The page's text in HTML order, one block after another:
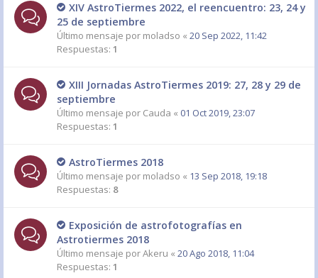
XIV AstroTiermes 2022, el reencuentro: 23, 24 y
25 de septiembre
Último mensaje por moladso « 20 Sep 2022, 11:42
Respuestas: 1
XIII Jornadas AstroTiermes 2019: 27, 28 y 29 de
septiembre
Último mensaje por Cauda « 01 Oct 2019, 23:07
Respuestas: 1
AstroTiermes 2018
Último mensaje por moladso « 13 Sep 2018, 19:18
Respuestas: 8
Exposición de astrofotografías en
Astrotiermes 2018
Último mensaje porAkeru « 20 Ago 2018, 11:04
Respuestas: 1